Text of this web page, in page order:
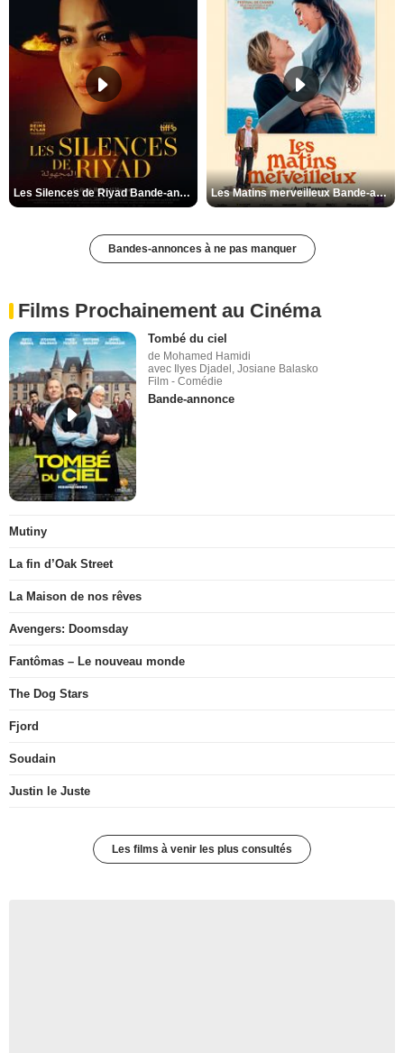
Les Silences de Riyad Bande-annonce VO STFR Les Matins merveilleux Bande-annonce VF
Bandes-annonces à ne pas manquer
Films Prochainement au Cinéma
Tombé du ciel
de Mohamed Hamidi
avec Ilyes Djadel, Josiane Balasko
Film - Comédie
Bande-annonce
Mutiny
La fin d’Oak Street
La Maison de nos rêves
Avengers: Doomsday
Fantômas – Le nouveau monde
The Dog Stars
Fjord
Soudain
Justin le Juste
Les films à venir les plus consultés